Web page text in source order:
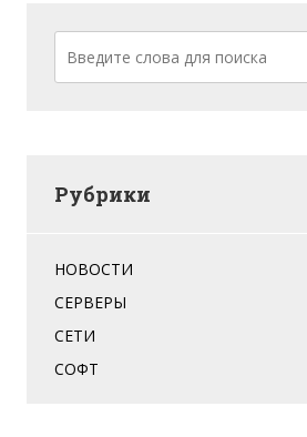
Рубрики
НОВОСТИ
СЕРВЕРЫ
СЕТИ
СОФТ